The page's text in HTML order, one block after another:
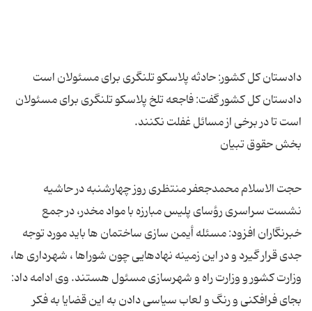
دادستان کل کشور گفت: فاجعه تلخ پلاسکو تلنگری برای مسئولان
حجت الاسلام محمدجعفر منتظری روز چهارشنبه در حاشیه
نشست سراسری رؤسای پلیس مبارزه با مواد مخدر، در جمع
خبرنگاران افزود: مسئله أیمن سازی ساختمان ها باید مورد توجه
جدی قرار گیرد و در این زمینه نهادهایی چون شوراها ، شهرداری ها،
وزارت کشور و وزارت راه و شهرسازی مسئول هستند. وی ادامه داد:
بجای فرافکنی و رنگ و لعاب سیاسی دادن به این قضایا به فکر